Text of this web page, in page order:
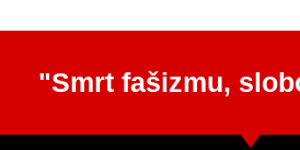
"Smrt fašizmu,